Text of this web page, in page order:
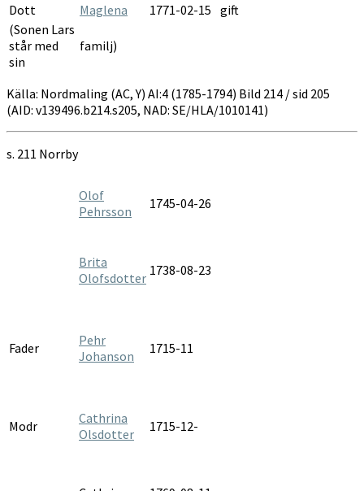
Dott
Maglena 1771-02-15 gift
(Sonen Lars
står med
sin
familj)
Källa: Nordmaling (AC, Y) AI:4 (1785-1794) Bild 214 / sid 205
(AID: v139496.b214.s205, NAD: SE/HLA/1010141)
s. 211 Norrby
Olof
Pehrsson
1745-04-26
Brita
Olofsdotter 1738-08-23
Fader
Pehr
Johanson
1715-11
Modr
Cathrina
Olsdotter
1715-12-